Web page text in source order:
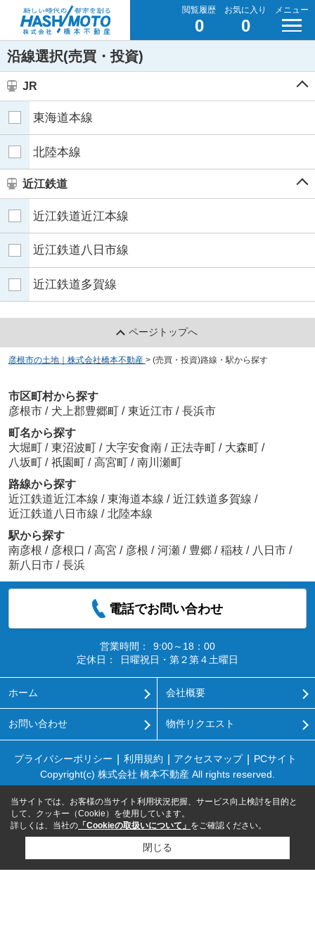
閲覧履歴
0
お気に入り
0
メニュー
沿線選択(売買・投資)
JR
東海道本線
北陸本線
近江鉄道
近江鉄道近江本線
近江鉄道八日市線
近江鉄道多賀線
ページトップへ
彦根市の土地｜株式会社橋本不動産 > (売買・投資)路線・駅から探す
市区町村から探す
彦根市 / 犬上郡豊郷町 / 東近江市 / 長浜市
町名から探す
大堀町 / 東沼波町 / 大字安食南 / 正法寺町 / 大森町 /
八坂町 / 祇園町 / 高宮町 / 南川瀬町
路線から探す
近江鉄道近江本線 / 東海道本線 / 近江鉄道多賀線 /
近江鉄道八日市線 / 北陸本線
駅から探す
南彦根 / 彦根口 / 高宮 / 彦根 / 河瀬 / 豊郷 / 稲枝 / 八日市 /
新八日市 / 長浜
電話でお問い合わせ
営業時間：
9:00～18：00
定休日：
日曜祝日・第２第４土曜日
ホーム 会社概要
お問い合わせ 物件リクエスト
プライバシーポリシー 利用規約 アクセスマップ
PCサイト
Copyright(c) 株式会社 橋本不動産 All rights reserved.
当サイトでは、お客様の当サイト利用状況把握、サービス向上検討を目的と
して、クッキー（Cookie）を使用しています。
詳しくは、当社の 「Cookieの取扱いについて」 をご確認ください。
閉じる